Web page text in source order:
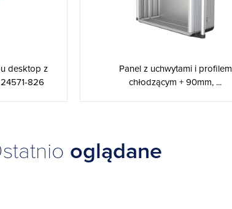
desktop z
826
Panel z uchwytami i profilem
chłodzącym + 90mm, ...
oglądane